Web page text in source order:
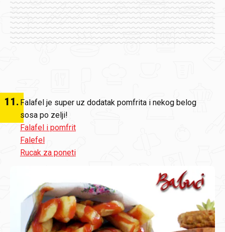
11. Falafel je super uz dodatak pomfrita i nekog belog
sosa po zelji!
Falafel i pomfrit
Falefel
Rucak za poneti